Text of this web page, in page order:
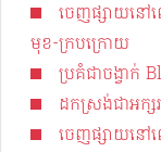
ចេញផ្សាយនៅ
មុខ-ក្របក្រោយ
ប្រគំជាចង្វាក់
ដកស្រង់ជាអក្
ចេញផ្សាយនៅ